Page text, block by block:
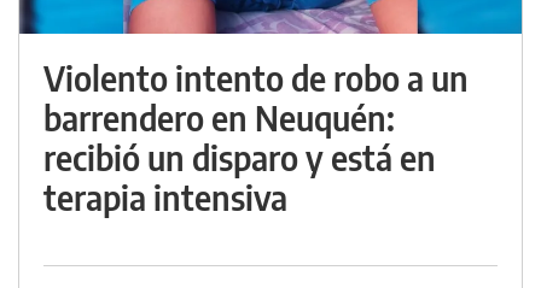
Violento intento de robo a un
barrendero en Neuquén:
recibió un disparo y está en
terapia intensiva